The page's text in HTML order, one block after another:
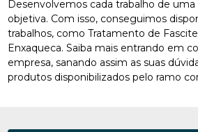
Desenvolvemos cada trabalho de
objetiva. Com isso, conseguimos
trabalhos, como Tratamento de
Enxaqueca. Saiba mais entrando em
empresa, sanando assim as suas
produtos disponibilizados pelo ramo